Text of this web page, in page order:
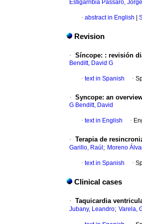
Estigarribia Passaro, Jorge
· abstract in English
Revision
· Síncope: : revisión
Benditt, David G
· text in Spanish ·
· Syncope: an
G Benditt, David
· text in English ·
· Terapia de
Garillo, Raúl ; Moreno
· text in Spanish ·
Clinical cases
· Taquicardia
Jubany, Leandro; Varela,